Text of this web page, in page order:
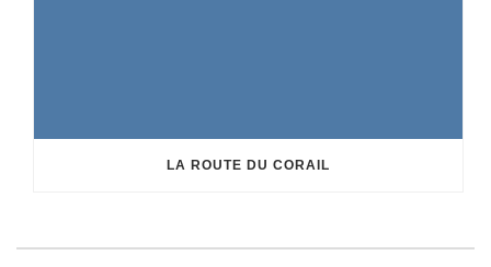
LA ROUTE DU CORAIL